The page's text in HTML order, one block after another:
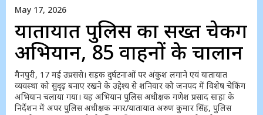
May 17, 2026
यातायात पुलिस का सख्त चेकिंग
अभियान, 85 वाहनों के चालान
मैनपुरी, 17 मई उप्रससे। सड़क दुर्घटनाओं पर अंकुश लगाने एवं यातायात
व्यवस्था को सुदृढ़ बनाए रखने के उद्देश्य से शनिवार को जनपद में विशेष चेकिंग
अभियान चलाया गया। यह अभियान पुलिस अधीक्षक गणेश प्रसाद साहा के
निर्देशन में अपर पुलिस अधीक्षक नगर/यातायात अरुण कुमार सिंह, पुलिस